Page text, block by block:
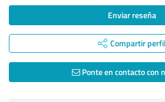
Enviar reseña
Compartir perfil
Ponte en contacto con